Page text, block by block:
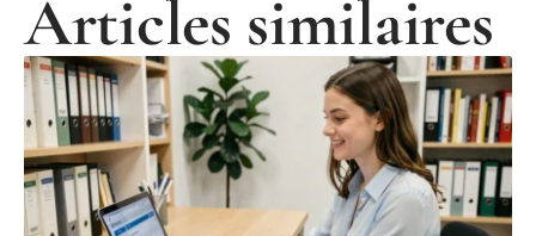
Articles similaires